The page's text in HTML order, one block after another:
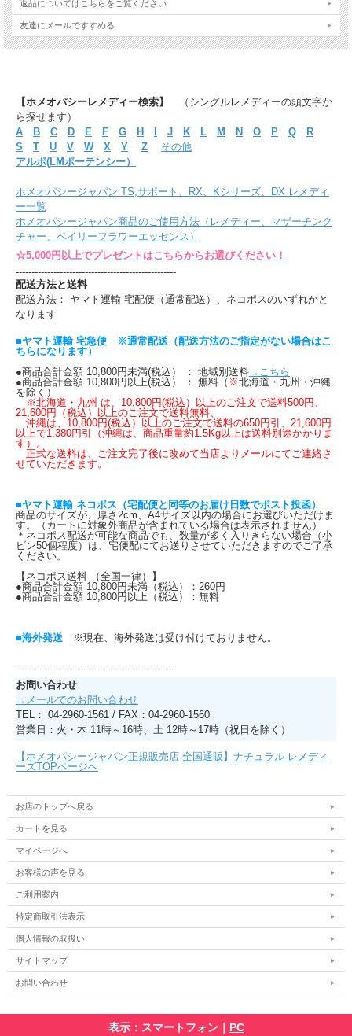
返品についてはこちらをご覧ください
友達にメールですすめる
【ホメオパシーレメディー検索】
（シングルレメディーの頭文字か
ら探せます）
A
B C D E F G H J K L M N O P Q
R
S
T U V W X Y Z
その他
アルポ(LMポーテンシー）
ホメオパシージャパン TS,サポート、RX、Kシリーズ、DX レメディ
ー一覧
ホメオパシージャパン商品のご使用方法（レメディー、マザーチンク
チャー、ベイリーフラワーエッセンス）
☆5,000円以上でプレゼントはこちらからお選びください！
---------------------------------------------------
配送方法と送料
配送方法： ヤマト運輸 宅配便（通常配送）、ネコポスのいずれかと
なります
■ヤマト運輸 宅急便 ※通常配送（配送方法のご指定がない場合はこ
ちらになります）
●商品合計金額 10,800円未満(税込） ： 地域別送料→こちら
●商品合計金額 10,800円以上(税込） ： 無料（ ※北海道・九州・沖縄
を除く）
※北海道・九州 は、10,800円(税込）以上のご注文で送料500円、
21,600円（税込）以上のご注文で送料無料、
沖縄は、10,800円(税込）以上のご注文で送料の650円引、21,600円
以上で1,380円引（沖縄は、商品重量約1.5Kg以上は送料別途かかりま
す）。
正式な送料は、ご注文完了後に改めて当店よりメールにてご連絡さ
せていただきます。
■ヤマト運輸 ネコポス（宅配便と同等のお届け日数でポスト投函）
商品のサイズが、厚さ2cm、A4サイズ以内の場合にお選びいただけま
す。（カートに対象外商品が含まれている場合は表示されません）
＊ネコポス配送が可能な商品でも、数量が多く入りきらない場合（小
ビン50個程度）は、宅便配にてお送りさせていただきますのでご了承
ください。
【ネコポス送料 （全国一律）】
●商品合計金額 10,800円未満（税込）：260円
●商品合計金額 10,800円以上（税込）：無料
■海外発送 ※現在、海外発送は受け付けておりません。
---------------------------------------------------
お問い合わせ
→メールでのお問い合わせ
TEL： 04-2960-1561 / FAX：04-2960-1560
営業日：火・木 11時～16時、土 12時～17時（祝日を除く）
【ホメオパシージャパン正規販売店 全国通販】ナチュラル レメディ
ーズTOPページへ
お店のトップへ戻る
カートを見る
マイページへ
お客様の声を見る
ご利用案内
特定商取引法表示
個人情報の取扱い
サイトマップ
お問い合わせ
表示：スマートフォン｜ PC